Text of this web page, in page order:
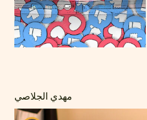
مهدي الجلاصي